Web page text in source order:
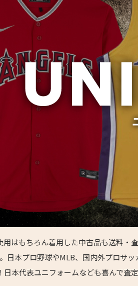
はもちろん着用した中古品も送料
日本プロ野球やMLB、国内外プロサ
日本代表ユニフォームなども喜んで査